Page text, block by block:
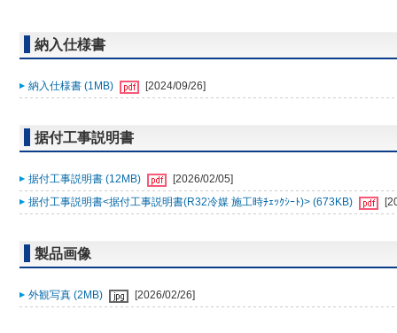
納入仕様書
納入仕様書 (1MB) [2024/09/26]
据付工事説明書
据付工事説明書 (12MB)
[2026/02/05]
据付工事説明書<据付工事説明書(R32冷媒 施工時ﾁｪｯｸｼｰﾄ)> (673KB)
製品画像
外観写真 (2MB) [2026/02/26]